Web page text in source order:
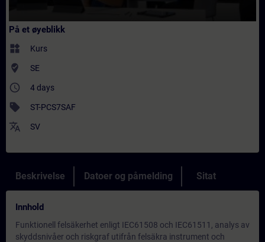
På et øyeblikk
widgets Kurs
where_to_vote SE
access_time 4 days
sell ST-PCS7SAF
translate SV
Beskrivelse Datoer og påmelding Sitat
Innhold
Funktionell felsäkerhet enligt IEC61508 och IEC61511, analys av
skyddsnivåer och riskgraf utifrån felsäkra instrument och